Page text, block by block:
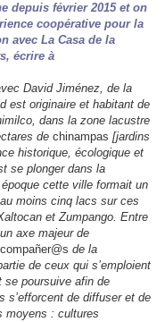
depuis février 2015 et on
coopérative pour la
avec La Casa de la
écrire à
David Jiménez, de la
est originaire et habitant de
dans la zone lacustre
de chinampas [jardins
historique, écologique et
se plonger dans la
cette ville formait un
moins cinq lacs sur ces
et Zumpango. Entre
axe majeur de
compañer@s de la
de ceux qui s’emploient
se poursuive afin de
s’efforcent de diffuser et de
moyens : cultures